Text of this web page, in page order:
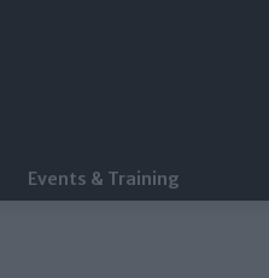
Events & Training